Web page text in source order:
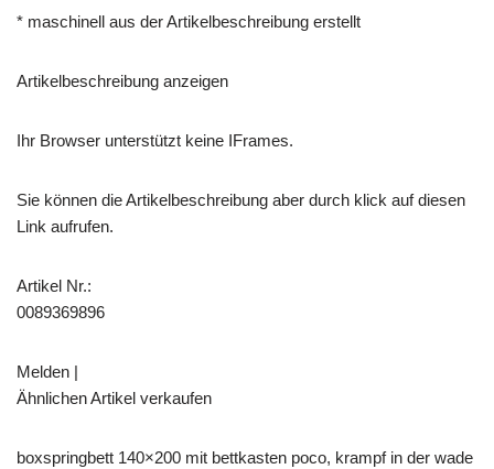
* maschinell aus der Artikelbeschreibung erstellt
Artikelbeschreibung anzeigen
Ihr Browser unterstützt keine IFrames.
Sie können die Artikelbeschreibung aber durch klick auf diesen
Link aufrufen.
Artikel Nr.:
0089369896
Melden |
Ähnlichen Artikel verkaufen
boxspringbett 140×200 mit bettkasten poco, krampf in der wade